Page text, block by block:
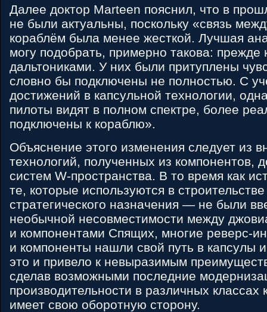
Далее доктор Marteen пояснил, что в
не были актуальны, поскольку «связь
кораблём была менее жесткой. Лучшая
могу подобрать, примерно такова:
дальтониками. У них были притуплены
словно бы подключены не полностью. С
достижений в капсульной технологии,
пилоты видят в полном спектре, более
подключены к кораблю».
Объяснение этого изменения следует из
технологий, полученных из компонентов,
систем W-пространства. В то время как
те, которые используются в
стратегического назначения — не были
необычной несовместимости между
и компонентами Спящих, многие реверс-
и компоненты нашли свой путь в капсулы
это и привело к невыразимым
сделав возможными последние
производительности в различных классах
имеет свою оборотную сторону.